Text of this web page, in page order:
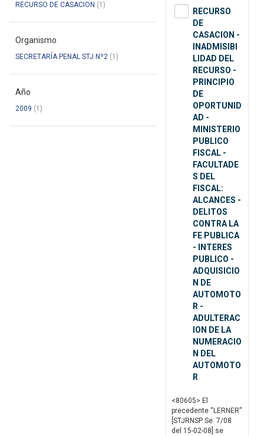
RECURSO DE CASACION (1)
Organismo
SECRETARÍA PENAL STJ Nº2 (1)
Año
2009 (1)
RECURSO
DE
CASACION -
INADMISIBI
LIDAD DEL
RECURSO -
PRINCIPIO
DE
OPORTUNID
AD -
MINISTERIO
PUBLICO
FISCAL -
FACULTADE
S DEL
FISCAL:
ALCANCES -
DELITOS
CONTRA LA
FE PUBLICA
- INTERES
PUBLICO -
ADQUISICIO
N DE
AUTOMOTO
R -
ADULTERAC
ION DE LA
NUMERACIO
N DEL
AUTOMOTO
R
<80605> El
precedente “LERNER”
[STJRNSP Se. 7/08
del 15-02-08] se